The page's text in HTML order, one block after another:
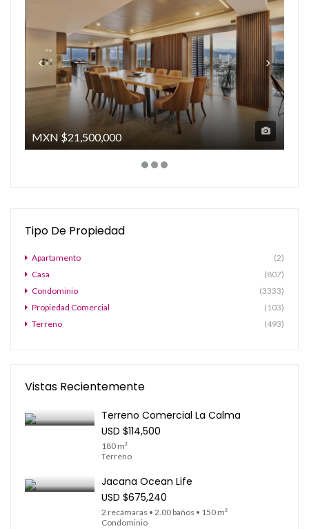
MXN $21,500,000
Tipo De Propiedad
Apartamento
(2)
Casa
(807)
Condominio
(3333)
Propiedad Comercial
(103)
Terreno
(493)
Vistas Recientemente
Terreno Comercial La Calma
USD $114,500
180 m²
Terreno
Jacana Ocean Life
USD $675,240
2 recámaras • 2.00 baños • 150 m²
Condominio